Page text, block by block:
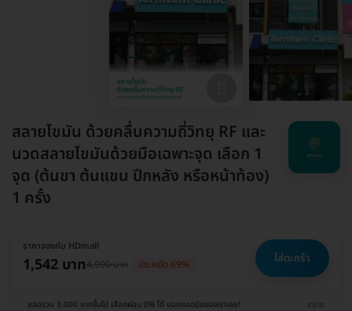
สลายไขมัน ด้วยคลื่นความถี่วิทยุ RF และ
นวดสลายไขมันด้วยมือเฉพาะจุด เลือก 1
จุด (ต้นขา ต้นแขน ปีกหลัง หรือหน้าท้อง)
1 ครั้ง
ราคาจองกับ HDmall
1,542 บาท4,990 บาท ประหยัด 69% ใส่ตะกร้า
ยอดรวม 3,000 บาทขึ้นไป เลือกผ่อน 0% ได้ บอกแอดมินของเราเลย! ขยาย